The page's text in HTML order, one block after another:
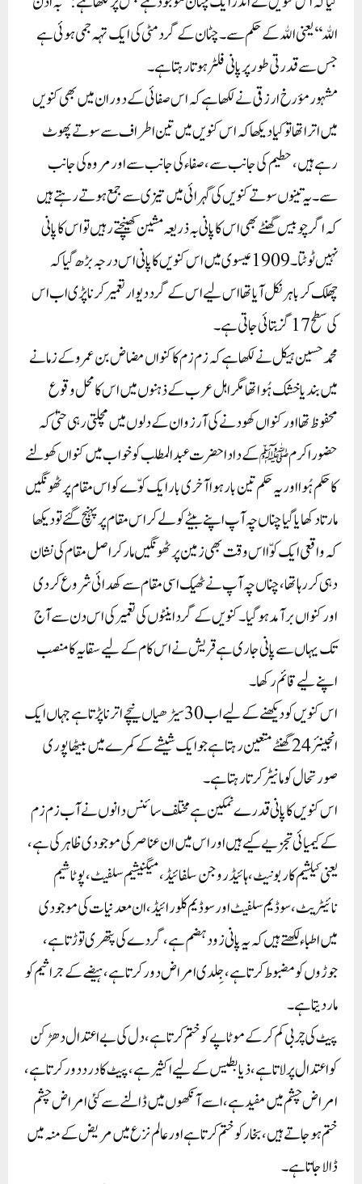
اﷲ ‘‘ یعنی اﷲ کے حکم سے۔ چٹان کے گرد مٹی کی ایک تہہ جمی ہوئی ہے
جس سے قدرتی طور پر پانی فلٹر ہوتا رہتا ہے۔
مشہور مؤرخ ارزقی نے لکھا ہے کہ اس صفائی کے دوران میں بھی کنویں
میں اترا تھا تو کیا دیکھا کہ اس کنویں میں تین اطراف سے سوتے پھوٹ
رہے ہیں، حطیم کی جانب سے، صفاء کی جانب سے اور مروہ کی جانب
سے۔ یہ تینوں سوتے کنویں کی گہرائی میں تیزی سے جمع ہوتے رہتے ہیں
کہ اگر چوبیس گھنٹے بھی اس کا پانی بہ ذریعہ مشین کھینچتے رہیں تو اس کا پانی
نہیں ٹوٹتا۔ 1909عیسوی میں اس کنویں کا پانی اس درجہ بڑھ گیا کہ
چھلک کر باہر نکل آیا تھا اس لیے اس کے گرد دیوار تعمیر کرنا پڑی اب اس
کی سطح 17گز بتائی جاتی ہے۔
محمد حسین ہیکل نے لکھا ہے کہ زم زم کا کنواں مضاض بن عمر و کے زمانے
میں بند یا خشک ہُوا تھا مگر اہل عرب کے ذہنوں میں اس کا محل وقوع
محفوظ تھا اور کنواں کھودنے کی آرزو ان کے دلوں میں مچلتی رہی حتیٰ کہ
حضور اکرم ﷺ کے دادا حضرت عبدالمطلب کو خواب میں کنواں کھولنے
کا حکم ہُوا اور یہ حکم تین بار ہوا آخری بار ایک کوّے کو اس مقام پر ٹھونگیں
مارتا دکھایا گیا چناں چہ آپ اپنے بیٹے کو لے کر اس مقام پر پہنچ گئے تو دیکھا
کہ واقعی ایک کوّا اس وقت بھی زمین پر ٹھونگیں مارکر اصل مقام کی نشان
دہی کر رہا تھا، چناں چہ آپ نے ٹھیک اسی مقام سے کھدائی شروع کردی
اور کنواں برآمد ہوگیا۔ کنویں کے گرد اینٹوں کی تعمیر کی اس دن سے آج
تک یہاں سے پانی جاری ہے قریش نے اس کام کے لیے سقایہ کا منصب
اپنے لیے قائم رکھا۔
اس کنویں کو دیکھنے کے لیے اب30 سیڑھیاں نیچے اترنا پڑتا ہے جہاں ایک
انجینئر 24گھنٹے متعین رہتا ہے جو ایک شیشے کے کمرے میں بیٹھا پوری
صورتحال کو مانیٹر کرتا رہتا ہے۔
اس کنویں کا پانی قدرے نمکین ہے مختلف سائنس دانوں نے آب زم زم
کے کیمیائی تجزیے کیے ہیں اور اس میں ان عناصر کی موجودی ظاہر کی ہے،
یعنی کیلشیم کاربونیٹ، ہائیڈروجن سلفائیڈ، میگنیشیم سلفیٹ، پوٹاشیم
نائیٹریٹ، سوڈیم سلفیٹ اور سوڈیم کلورائیڈ، ان معدنیات کی موجودی
میں اطباء لکھتے ہیں کہ یہ پانی زود ہضم ہے، گردے کی پتھری توڑتا ہے،
جوڑوں کو مضبوط کرتا ہے، جِلدی امراض دور کرتا ہے، ہیضے کے جراثیم کو
مار دیتا ہے۔
پیٹ کی چربی کم کرکے موٹاپے کو ختم کرتا ہے، دل کی بے اعتدال دھڑکن
کو اعتدال پر لاتا ہے، ذیابطیس کے لیے اکثیر ہے، پیٹ کا درد دور کرتا ہے،
امراض چشم میں مفید ہے، اسے آنکھوں میں ڈالنے سے کئی امراض چشم
ختم ہو جاتے ہیں، بخار کو ختم کرتا ہے اور عالم نزع میں مریض کے منہ میں
ڈالا جاتا ہے۔